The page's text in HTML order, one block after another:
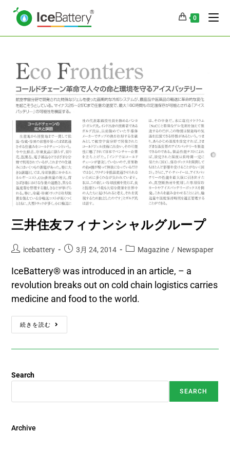
0
三井住友フィナンシャルグループ
icebattery 3月 24, 2014 Magazine / Newspaper
IceBattery® was introduced in an article, – a
revolution breaks out on cold chain logistics carries
medicine and food to the world.
続きを読む
Search
SEARCH
Archive